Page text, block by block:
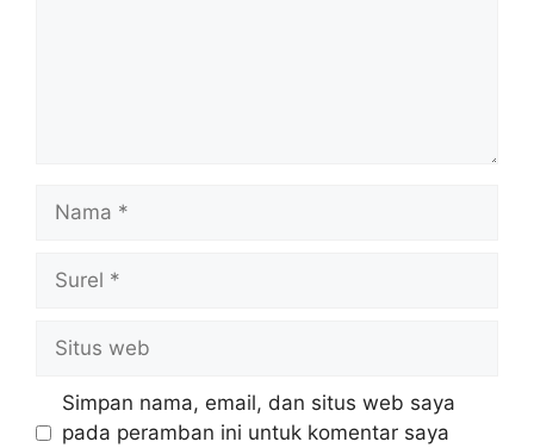
web
Simpan nama, email, dan situs web saya
pada peramban ini untuk komentar saya